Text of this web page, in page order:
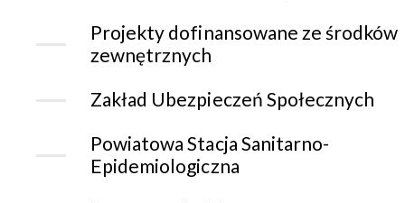
Projekty dofinansowane ze środków
zewnętrznych
Zakład Ubezpieczeń Społecznych
Powiatowa Stacja Sanitarno-
Epidemiologiczna